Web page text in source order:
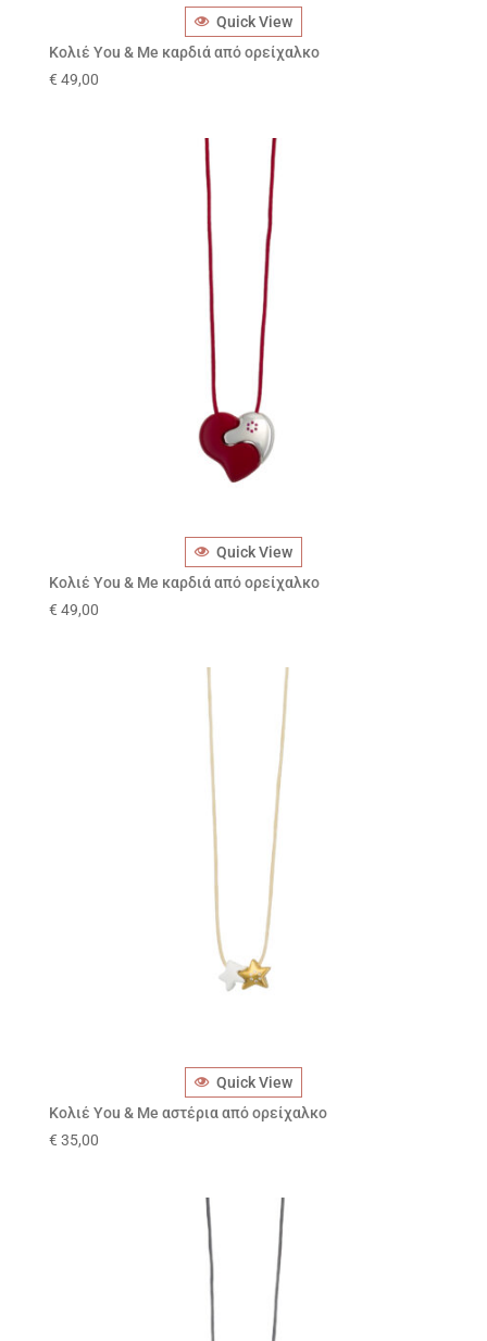
Quick View
Κολιέ You & Me καρδιά από ορείχαλκο
€ 49,00
Quick View
Κολιέ You & Me καρδιά από ορείχαλκο
€ 49,00
Quick View
Κολιέ You & Me αστέρια από ορείχαλκο
€ 35,00